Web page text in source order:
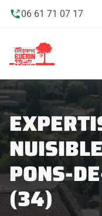
06 61 71 07 17
PONS-
(34)